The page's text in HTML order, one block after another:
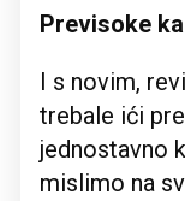
Previsoke
I s novim,
trebale ići
jednostavno
mislimo na